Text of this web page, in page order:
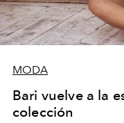
MODA
Bari vuelve a la
colección